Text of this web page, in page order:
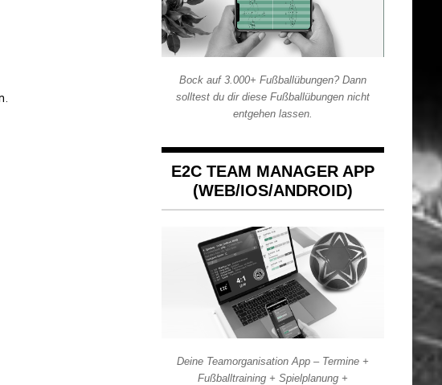
Bock auf 3.000+ Fußballübungen? Dann
solltest du dir diese Fußballübungen nicht
entgehen lassen.
E2C TEAM MANAGER APP
(WEB/IOS/ANDROID)
Deine Teamorganisation App – Termine +
Fußballtraining + Spielplanung +